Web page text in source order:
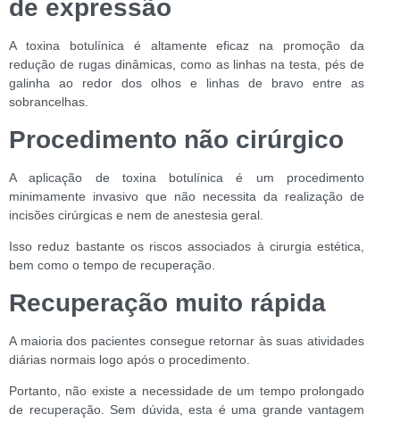
de expressão
A toxina botulínica é altamente eficaz na promoção da
redução de rugas dinâmicas, como as linhas na testa, pés de
galinha ao redor dos olhos e linhas de bravo entre as
sobrancelhas.
Procedimento não cirúrgico
A aplicação de toxina botulínica é um procedimento
minimamente invasivo que não necessita da realização de
incisões cirúrgicas e nem de anestesia geral.
Isso reduz bastante os riscos associados à cirurgia estética,
bem como o tempo de recuperação.
Recuperação muito rápida
A maioria dos pacientes consegue retornar às suas atividades
diárias normais logo após o procedimento.
Portanto, não existe a necessidade de um tempo prolongado
de recuperação. Sem dúvida, esta é uma grande vantagem